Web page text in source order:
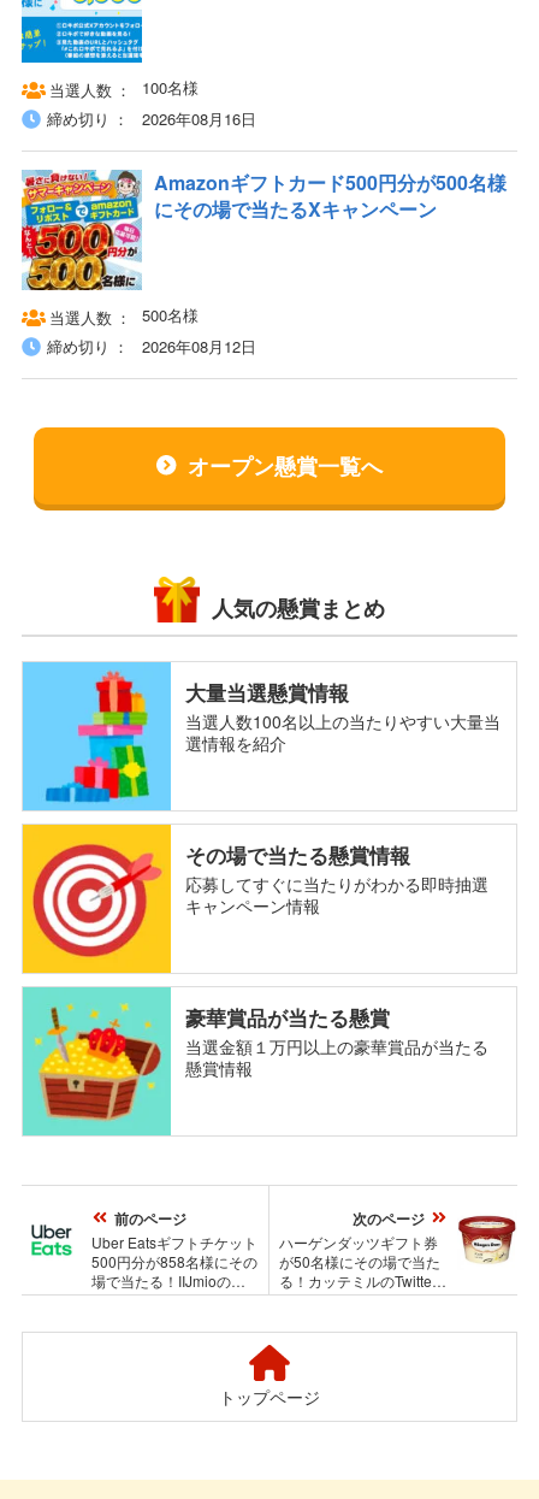
当選人数
100名様
締め切り
2026年08月16日
Amazonギフトカード500円分が500名様
にその場で当たるXキャンペーン
当選人数
500名様
締め切り
2026年08月12日
オープン懸賞一覧へ
人気の懸賞まとめ
大量当選懸賞情報
当選人数100名以上の当たりやすい大量当
選情報を紹介
その場で当たる懸賞情報
応募してすぐに当たりがわかる即時抽選
キャンペーン情報
豪華賞品が当たる懸賞
当選金額１万円以上の豪華賞品が当たる
懸賞情報
前のページ
Uber Eatsギフトチケット
500円分が858名様にその
場で当たる！IIJmioの
Twitterプレゼントキャン
次のページ
ハーゲンダッツギフト券
が50名様にその場で当た
る！カッテミルのTwitter
プレゼントキャンペーン
トップページ